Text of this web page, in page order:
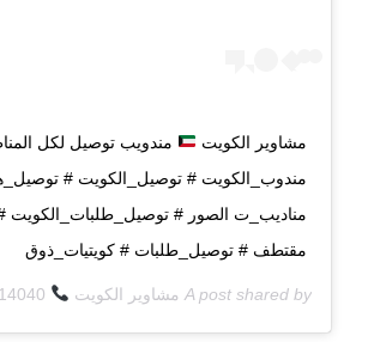
مشاوير الكويت مندويب توصيل لكل
مندوب_الكويت # توصيل_الكويت #
مناديب_ت الصور #
مقتطف # توصيل_طلبات # كويتيات_ذوق
A post shared by مشاوير الكويت